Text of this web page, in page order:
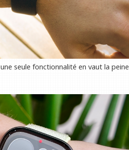
seule fonctionnalité en vaut la peine